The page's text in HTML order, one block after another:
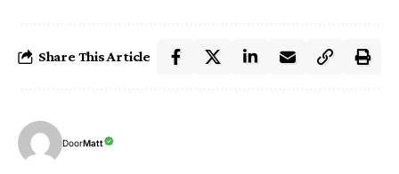
Share This Article
DoorMatt